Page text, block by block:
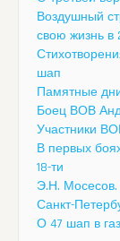
Воздушный
свою жизнь в
шап
Памятные
Боец ВОВ
Участники
В первых
18-ти
Э.Н.
Санкт-
О 47 шап в